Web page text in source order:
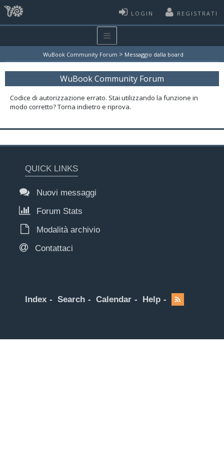
LOGIN REGISTRATI
WuBook Community Forum > Messaggio dalla board
WuBook Community Forum
Codice di autorizzazione errato. Stai utilizzando la funzione in
modo corretto? Torna indietro e riprova.
QUICK LINKS
Nuovi messaggi
Forum Stats
Modalità archivio
Contattaci
Index Search Calendar Help